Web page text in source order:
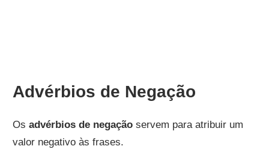
Advérbios de Negação
Osadvérbios de negação servem para atribuir um
valor negativo às frases.